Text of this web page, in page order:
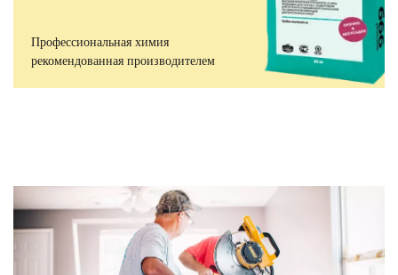
Профессиональная химия
рекомендованная производителем